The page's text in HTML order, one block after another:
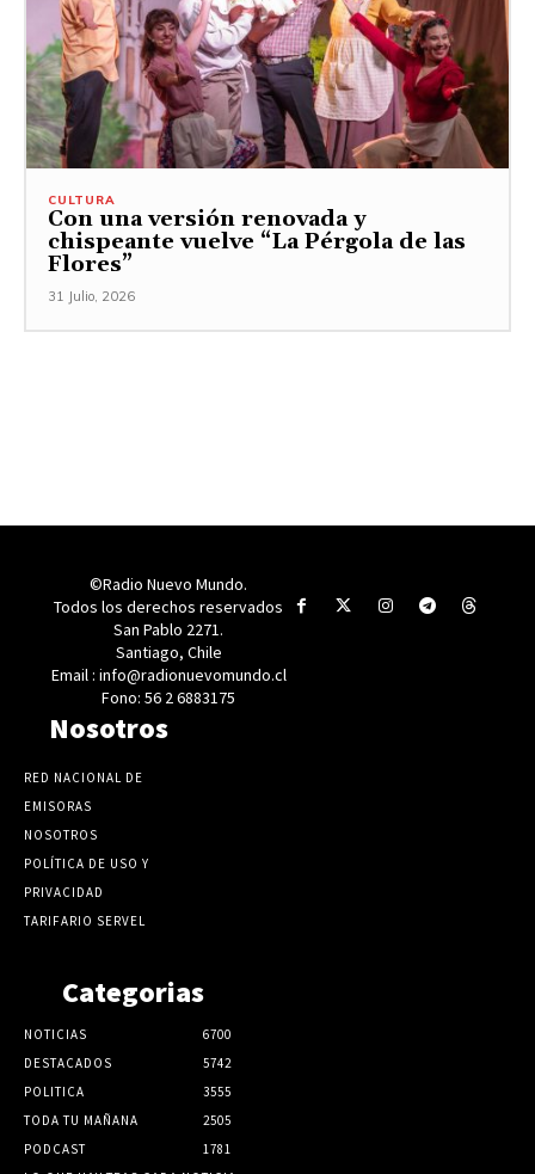
CULTURA
Con una versión renovada y
chispeante vuelve “La Pérgola de las
Flores”
31 Julio, 2026
©Radio Nuevo Mundo.
Todos los derechos reservados
San Pablo 2271.
Santiago, Chile
Email : info@radionuevomundo.cl
Fono: 56 2 6883175
Nosotros
RED NACIONAL DE
EMISORAS
NOSOTROS
POLÍTICA DE USO Y
PRIVACIDAD
TARIFARIO SERVEL
Categorias
NOTICIAS
6700
DESTACADOS
5742
POLITICA
3555
TODA TU MAÑANA
2505
PODCAST
1781